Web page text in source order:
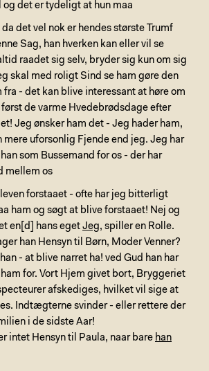
det er tydeligt at hun maa
det vel nok er hendes største Trumf
Sag, han hverken kan eller vil se
raadet sig selv, bryder sig kun om sig
skal med roligt Sind se ham gøre den
- det kan blive interessant at høre om
de varme Hvedebrødsdage efter
Jeg ønsker ham det - Jeg hader ham,
uforsonlig Fjende end jeg. Jeg har
som Bussemand for os - der har
mellem os
forstaaet - ofte har jeg bitterligt
ham og søgt at blive forstaaet! Nej og
en[d] hans eget Jeg, spiller en Rolle.
han Hensyn til Børn, Moder Venner?
- at blive narret ha! ved Gud han har
for. Vort Hjem givet bort, Bryggeriet
afskediges, hvilket vil sige at
Indtægterne svinder - eller rettere der
i de sidste Aar!
intet Hensyn til Paula, naar bare han